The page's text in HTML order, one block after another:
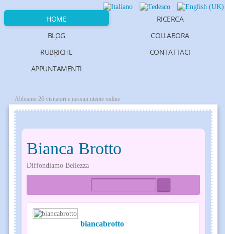
HOME
BLOG
RUBRICHE
APPUNTAMENTI
RICERCA
COLLABORA
CONTATTACI
Abbiamo 26 visitatori e nessun utente online
Bianca Brotto
Diffondiamo Bellezza
biancabrotto